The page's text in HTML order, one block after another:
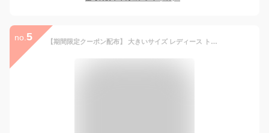
no. 5 【期間限定クーポン配布】 大きいサイズ レディース トップス | 袖 ケーブル ラグラン ニット _ プルオーバー LL 3L 4L 秋 秋物 秋服 冬 冬物 冬服 ぽっちゃり ゆったり かわいい おしゃれ カジュアル ナチュラル きれいめ 上品 ガーリー [650916]